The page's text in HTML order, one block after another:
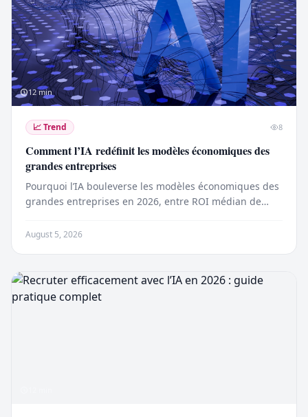
12 min
📈Trend 8
Comment l’IA redéfinit les modèles économiques des
grandes entreprises
Pourquoi l’IA bouleverse les modèles économiques des
grandes entreprises en 2026, entre ROI médian de
performance.
August 5, 2026